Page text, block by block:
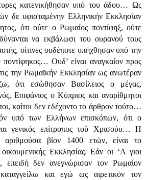
κατενικήθησαν υπό του άδου… Ως
δε υφισταμένην Ελληνικήν Εκκλησίαν
ότι ούτε ο Ρωμαίος ποντίφηξ, ούτε
να εκβάλωσι του ουρανού τους
οίτινες ουδέποτε υπήχθησαν υπό την
Ουδ’ είναι αναγκαίον προς
την Ρωμαϊκήν Εκκλησίαν ως ανωτέραν
ότι εσώθησαν Βασίλειος ο μέγας,
Επιφάνιος ο Κύπριος και αναρίθμητοι
καίτοι δεν εδέχοντο το άρθρον τούτο…
υπό των Ελλήνων επισκόπων, ότι ο
γενικός επίτροπος τοΰ Χρισούυ… Η
αριθμούσα βίον 1400 ετών, είναι το
Εκκλησίας. Εάν οι ‘Α γιοι
επειδή δεν ανεγνώρισαν τον Ρωμαίον
και εγώ ως αιρετικόν τον